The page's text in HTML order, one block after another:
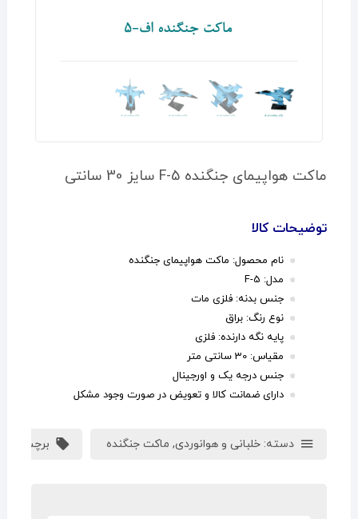
ماکت هواپیمای جنگنده F-5 سایز 30 سانتی
توضیحات کالا
نام محصول: ماکت هواپیمای جنگنده
مدل: F-5
جنس بدنه: فلزی مات
نوع رنگ: براق
پایه نگه دارنده: فلزی
مقیاس: 30 سانتی متر
جنس درجه یک و اورجینال
دارای ضمانت کالا و تعویض در صورت وجود مشکل
دسته: خلبانی و هوانوردی, ماکت جنگنده برچسب: